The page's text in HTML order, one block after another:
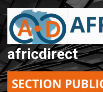
Aller
au
contenu
africdirect